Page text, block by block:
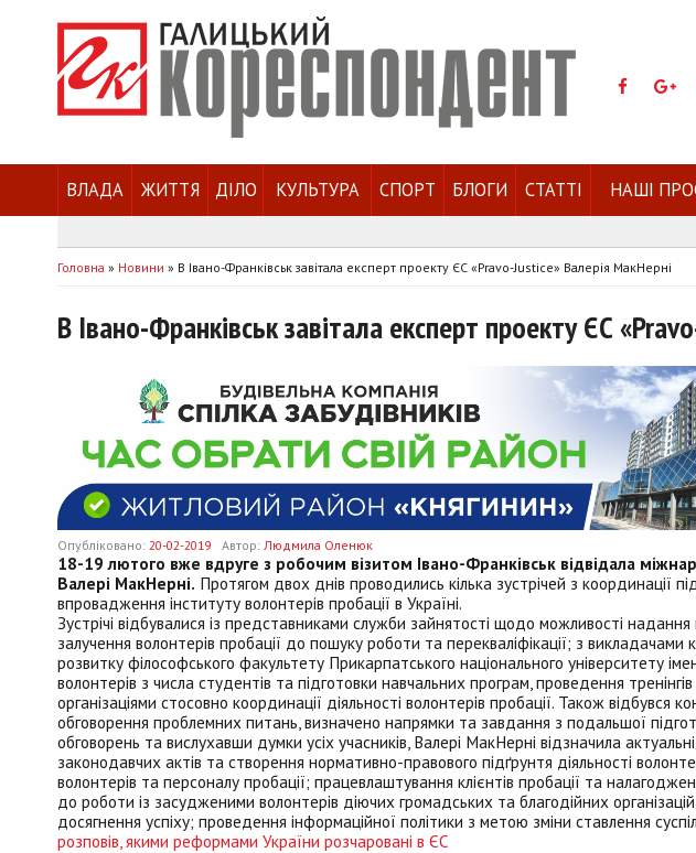
ВЛАДА ЖИТТЯ ДІЛО КУЛЬТУРА СПОРТ БЛОГИ СТАТТІ НАШІ
Головна » Новини » В Івано-Франківськ завітала експерт проекту ЄС «Pravo-Justice» Валерія МакНерні
В Івано-Франківськ завітала експерт проекту ЄС
Опубліковано: 20-02-2019 Автор: Людмила Оленюк
18-19 лютого вже вдруге з робочим візитом Івано-Франківськ відвідала
Валері МакНерні. Протягом двох днів проводились кілька зустрічей з координації
впровадження інституту волонтерів пробації в Україні.
Зустрічі відбувалися із представниками служби зайнятості щодо можливості
залучення волонтерів пробації до пошуку роботи та перекваліфікації; з викладачами
розвитку філософського факультету Прикарпатського національного університету
волонтерів з числа студентів та підготовки навчальних програм, проведення
організаціями стосовно координації діяльності волонтерів пробації. Також відбувся
обговорення проблемних питань, визначено напрямки та завдання з подальшої
обговорень та вислухавши думки усіх учасників, Валері МакНерні відзначила
законодавчих актів та створення нормативно-правового підґрунтя діяльності
волонтерів та персоналу пробації; працевлаштування клієнтів пробації та
до роботи із засудженими волонтерів діючих громадських та благодійних
досягнення успіху; проведення інформаційної політики з метою зміни ставлення
розповів, якими реформами України розчаровані в ЄС